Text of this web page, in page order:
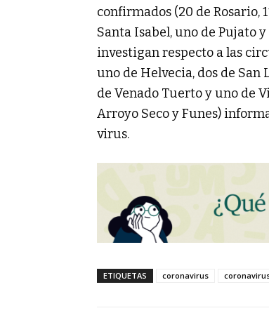
confirmados (20 de Rosario,
Santa Isabel, uno de Pujato
investigan respecto a las
uno de Helvecia, dos de San
de Venado Tuerto y uno de
Arroyo Seco y Funes)
virus.
ETIQUETAS coronavirus